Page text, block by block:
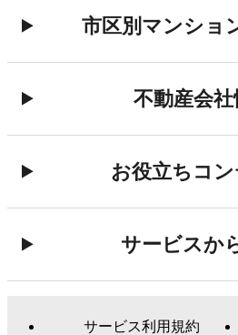
市区別マンショ
不動産会社
お役立ちコ
サービスか
サービス利用規約